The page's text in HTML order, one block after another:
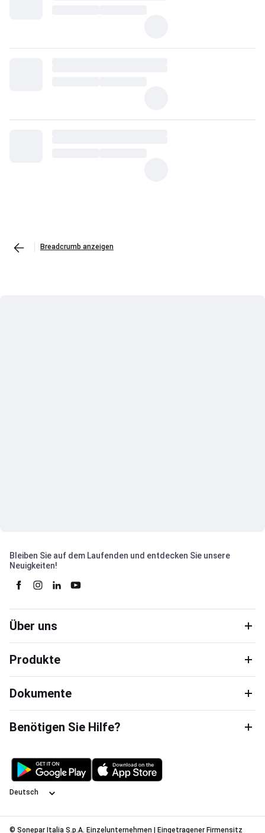
Breadcrumb anzeigen
Bleiben Sie auf dem Laufenden und entdecken Sie unsere
Neuigkeiten!
Über uns
Produkte
Dokumente
Benötigen Sie Hilfe?
Sprache
© Sonepar Italia S.p.A. Einzelunternehmen | Eingetragener Firmensitz